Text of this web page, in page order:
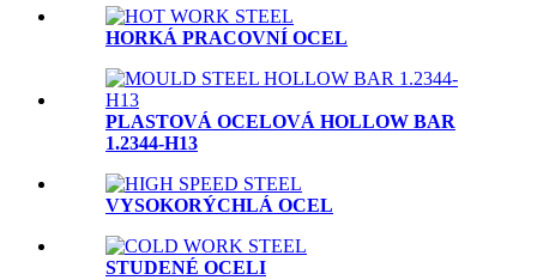
HORKÁ PRACOVNÍ OCEL
PLASTOVÁ OCELOVÁ HOLLOW BAR
1.2344-H13
VYSOKORÝCHLÁ OCEL
STUDENÉ OCELI